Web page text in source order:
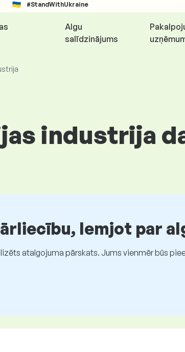
#StandWithUkraine
Algu
salīdzinājums
industrija
lemjot par
atalgojuma pārskats. Jums vienmēr būs